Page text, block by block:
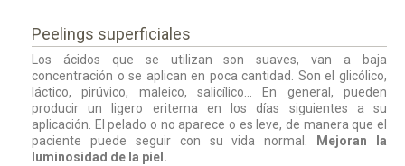
Peelings superficiales
Los ácidos que se utilizan son suaves, van a baja
concentración o se aplican en poca cantidad. Son el glicólico,
láctico, pirúvico, maleico, salicílico… En general, pueden
producir un ligero eritema en los días siguientes a su
aplicación. El pelado o no aparece o es leve, de manera que el
paciente puede seguir con su vida normal.
Mejoran la
luminosidad de la piel.